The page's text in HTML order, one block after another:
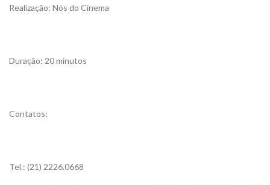
Realização: Nós do Cinema
Duração: 20 minutos
Contatos:
Tel.: (21) 2226.0668